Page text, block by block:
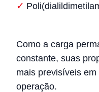
Como a carga
constante, suas
mais previsíveis
operação.